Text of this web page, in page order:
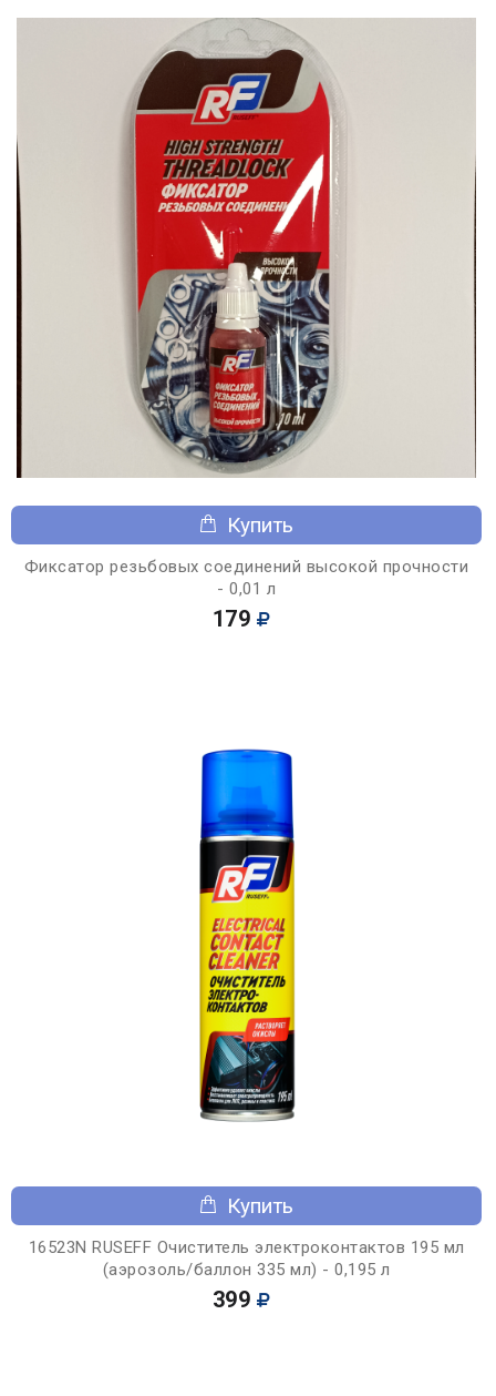
Купить
Фиксатор резьбовых соединений высокой прочности
- 0,01 л
179
Купить
16523N RUSEFF Очиститель электроконтактов 195 мл
(аэрозоль/баллон 335 мл) - 0,195 л
399